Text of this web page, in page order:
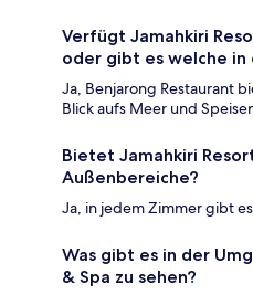
Verfügt Jamahkiri
oder gibt es welche in
Ja, Benjarong Restaurant
Blick aufs Meer und
Bietet Jamahkiri
Außenbereiche?
Ja, in jedem Zimmer gibt
Was gibt es in der
& Spa zu sehen?